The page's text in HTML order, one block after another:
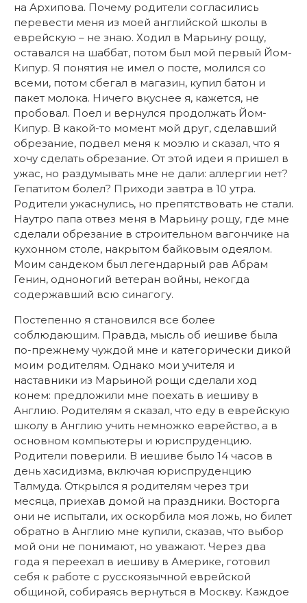
на Архипова. Почему родители согласились
перевести меня из моей английской школы в
еврейскую – не знаю. Ходил в Марьину рощу,
оставался на шаббат, потом был мой первый Йом-
Кипур. Я понятия не имел о посте, молился со
всеми, потом сбегал в магазин, купил батон и
пакет молока. Ничего вкуснее я, кажется, не
пробовал. Поел и вернулся продолжать Йом-
Кипур. В какой-то момент мой друг, сделавший
обрезание, подвел меня к моэлю и сказал, что я
хочу сделать обрезание. От этой идеи я пришел в
ужас, но раздумывать мне не дали: аллергии нет?
Гепатитом болел? Приходи завтра в 10 утра.
Родители ужаснулись, но препятствовать не стали.
Наутро папа отвез меня в Марьину рощу, где мне
сделали обрезание в строительном вагончике на
кухонном столе, накрытом байковым одеялом.
Моим сандеком был легендарный рав Абрам
Генин, одноногий ветеран войны, некогда
содержавший всю синагогу.
Постепенно я становился все более
соблюдающим. Правда, мысль об иешиве была
по-прежнему чуждой мне и категорически дикой
моим родителям. Однако мои учителя и
наставники из Марьиной рощи сделали ход
конем: предложили мне поехать в иешиву в
Англию. Родителям я сказал, что еду в еврейскую
школу в Англию учить немножко еврейство, а в
основном компьютеры и юриспруденцию.
Родители поверили. В иешиве было 14 часов в
день хасидизма, включая юриспруденцию
Талмуда. Открылся я родителям через три
месяца, приехав домой на праздники. Восторга
они не испытали, их оскорбила моя ложь, но билет
обратно в Англию мне купили, сказав, что выбор
мой они не понимают, но уважают. Через два
года я переехал в иешиву в Америке, готовил
себя к работе с русскоязычной еврейской
общиной, собираясь вернуться в Москву. Каждое